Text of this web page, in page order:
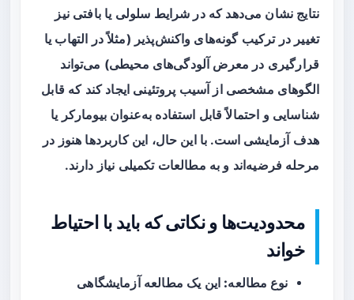
نتایج نشان می‌دهد که در شرایط سلولی یا بافتی نیز
تغییر در ترکیب گونه‌های واکنش‌پذیر (مثلاً در التهاب یا
قرارگیری در معرض آلودگی‌های محیطی) می‌تواند
الگوهای مشخصی از آسیب پروتئینی ایجاد کند که قابل
شناسایی و احتمالاً قابل استفاده به‌عنوانبیومارکر یا
هدف آزمایشی است. با این حال، این کاربردها هنوز در
مرحله فرضیه‌اند و به مطالعات تکمیلی نیاز دارند.
محدودیت‌ها و نکاتی که باید با احتیاط
خواند
نوع مطالعه: این یک مطالعه آزمایشگاهی